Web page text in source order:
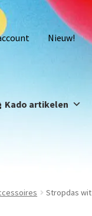
Nieuw!
Kado artikelen
Stropdas wit